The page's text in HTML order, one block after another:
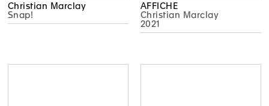
Christian Marclay
Snap!
AFFICHE
Christian Marclay
2021